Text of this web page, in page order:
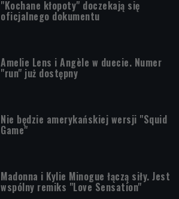
"Kochane kłopoty" doczekają się
oficjalnego dokumentu
Amelie Lens i Angèle w duecie. Numer
"run" już dostępny
Nie będzie amerykańskiej wersji "Squid
Game"
Madonna i Kylie Minogue łączą siły. Jest
wspólny remiks "Love Sensation"